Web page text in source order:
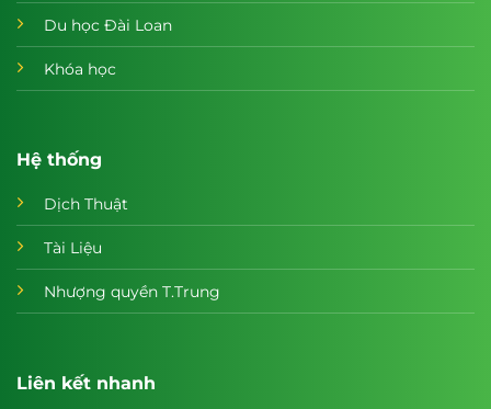
Du học Đài Loan
Khóa học
Hệ thống
Dịch Thuật
Tài Liệu
Nhượng quyền T.Trung
Liên kết nhanh